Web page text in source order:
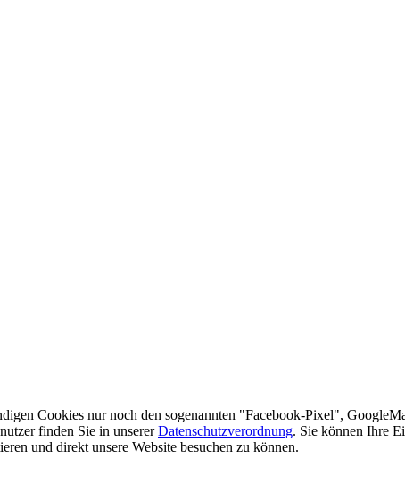
Cookies nur noch den sogenannten "Facebook-Pixel",
finden Sie in unsererDatenschutzverordnung. Sie können Ihre
und direkt unsere Website besuchen zu können.